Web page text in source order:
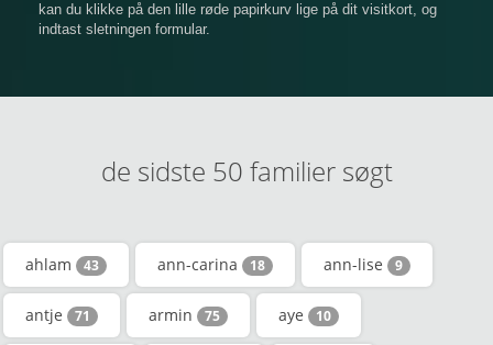
kan du klikke på den lille røde papirkurv lige på dit visitkort, og
indtast sletningen formular.
de sidste 50 familier søgt
ahlam 43 ann-carina 18 ann-lise 9
antje 71 armin 75 aye 10